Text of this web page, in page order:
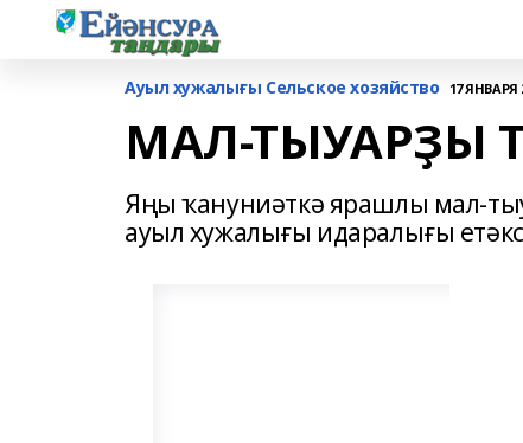
Ауыл хужалығы Сельское хозяйство 17 ЯНВАРЯ
МАЛ-ТЫУАРҘЫ
Яңы ҡануниәткә ярашлы мал-
ауыл хужалығы идаралығы